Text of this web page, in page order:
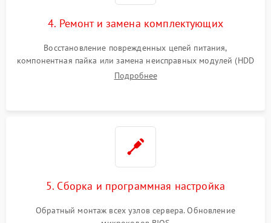
4. Ремонт и замена комплектующих
Восстановление поврежденных цепей питания,
компонентная пайка или замена неисправных модулей (HDD
Подробнее
5. Сборка и программная настройка
Обратный монтаж всех узлов сервера. Обновление